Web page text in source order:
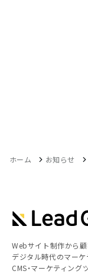
ホーム お知らせ
Webサイト制作から顧
デジタル時代のマー
CMS・マーケティング